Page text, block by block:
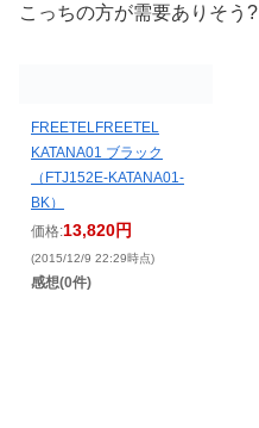
こっちの方が需要ありそう?
FREETELFREETEL
KATANA01 ブラック
（FTJ152E-KATANA01-
BK）
価格:13,820円
(2015/12/9 22:29時点)
感想(0件)